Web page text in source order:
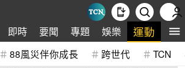
即時 要聞 專題 娛樂 運動 全
88風災伴你成長 跨世代 TCN